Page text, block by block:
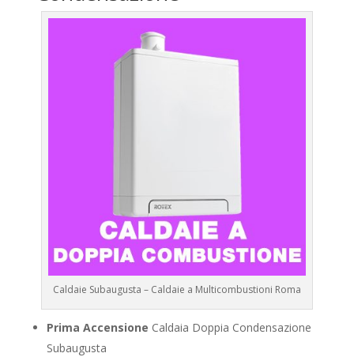
Caldaie Subaugusta – Caldaie a Multicombustioni Roma
Prima Accensione Caldaia Doppia Condensazione
Subaugusta